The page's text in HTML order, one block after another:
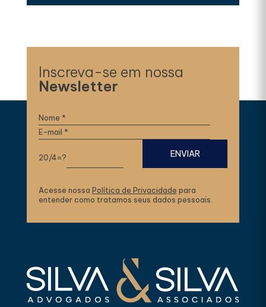
Inscreva-se em nossa
Newsletter
20/4=?
Acesse nossa Política de Privacidade para
entender como tratamos seus dados pessoais.